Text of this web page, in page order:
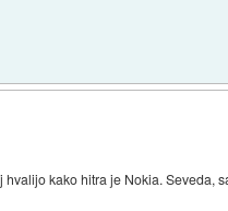
hvalijo kako hitra je Nokia.